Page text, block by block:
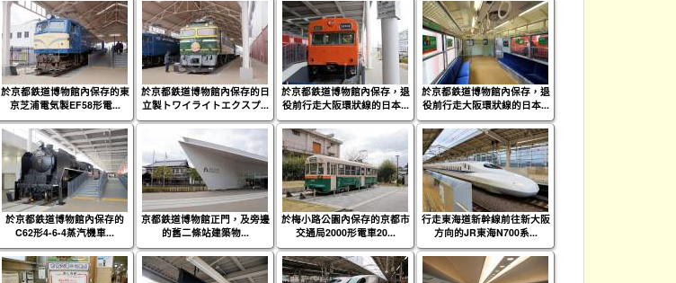
於京都鉄道博物館內保存的東
京芝浦電気製EF58形電...
於京都鉄道博物館內保存的日
立製トワイライトエクスプ...
於京都鉄道博物館內保存，退
役前行走大阪環狀線的日本...
於京都鉄道博物館內保存，退
役前行走大阪環狀線的日本...
於京都鉄道博物館內保存的
C62形4-6-4蒸汽機車...
京都鉄道博物館正門，及旁邊
的舊二條站建築物...
於梅小路公園內保存的京都市
交通局2000形電車20...
行走東海道新幹線前往新大阪
方向的JR東海N700系...